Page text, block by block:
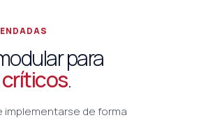
para
.
implementarse de forma